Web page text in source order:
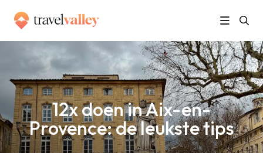
Home »
12x doen in Aix-en-
Provence: de leukste tips